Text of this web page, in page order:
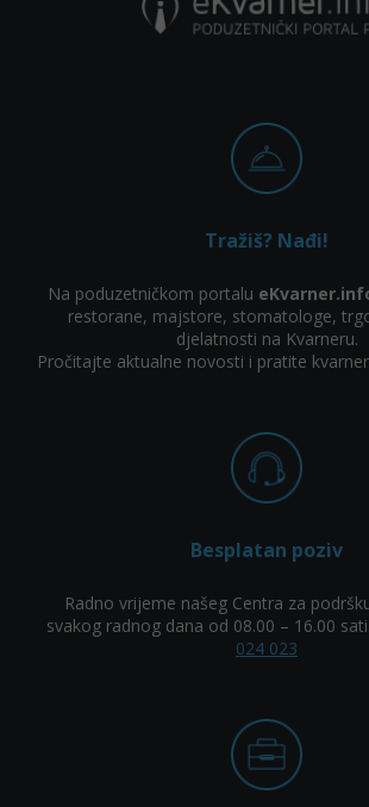
Tražiš? Nađi!
Na poduzetničkom portalu
restorane, majstore, stomatologe,
djelatnosti na Kvarneru.
Pročitajte aktualne novosti i pratite
Besplatan poziv
Radno vrijeme našeg Centra za
svakog radnog dana od 08.00 – 16.00
024 023